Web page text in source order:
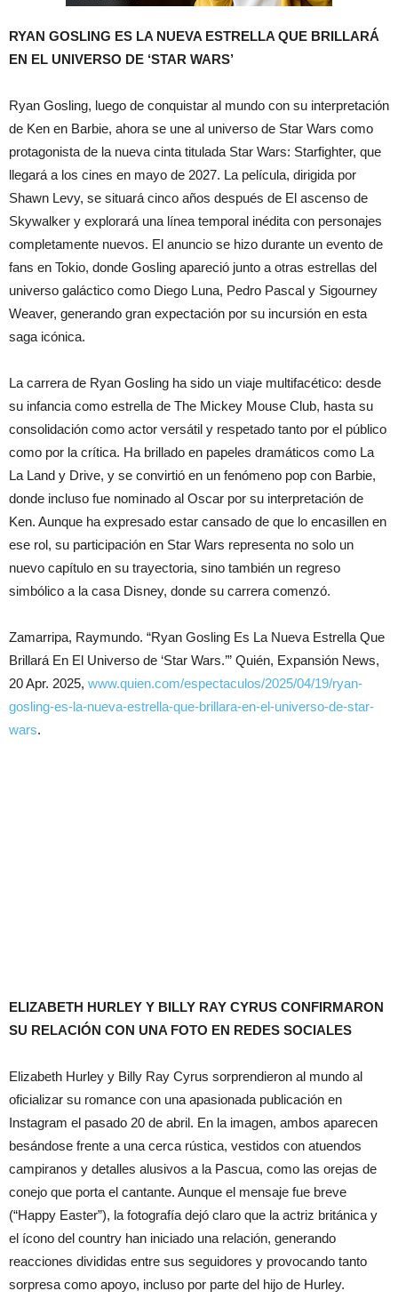
RYAN GOSLING ES LA NUEVA ESTRELLA QUE BRILLARÁ
EN EL UNIVERSO DE ‘STAR WARS’
Ryan Gosling, luego de conquistar al mundo con su interpretación
de Ken en Barbie, ahora se une al universo de Star Wars como
protagonista de la nueva cinta titulada Star Wars: Starfighter, que
llegará a los cines en mayo de 2027. La película, dirigida por
Shawn Levy, se situará cinco años después de El ascenso de
Skywalker y explorará una línea temporal inédita con personajes
completamente nuevos. El anuncio se hizo durante un evento de
fans en Tokio, donde Gosling apareció junto a otras estrellas del
universo galáctico como Diego Luna, Pedro Pascal y Sigourney
Weaver, generando gran expectación por su incursión en esta
saga icónica.
La carrera de Ryan Gosling ha sido un viaje multifacético: desde
su infancia como estrella de The Mickey Mouse Club, hasta su
consolidación como actor versátil y respetado tanto por el público
como por la crítica. Ha brillado en papeles dramáticos como La
La Land y Drive, y se convirtió en un fenómeno pop con Barbie,
donde incluso fue nominado al Oscar por su interpretación de
Ken. Aunque ha expresado estar cansado de que lo encasillen en
ese rol, su participación en Star Wars representa no solo un
nuevo capítulo en su trayectoria, sino también un regreso
simbólico a la casa Disney, donde su carrera comenzó.
Zamarripa, Raymundo. “Ryan Gosling Es La Nueva Estrella Que
Brillará En El Universo de ‘Star Wars.’” Quién, Expansión News,
20 Apr. 2025, www.quien.com/espectaculos/2025/04/19/ryan-
gosling-es-la-nueva-estrella-que-brillara-en-el-universo-de-star-
wars.
ELIZABETH HURLEY Y BILLY RAY CYRUS CONFIRMARON
SU RELACIÓN CON UNA FOTO EN REDES SOCIALES
Elizabeth Hurley y Billy Ray Cyrus sorprendieron al mundo al
oficializar su romance con una apasionada publicación en
Instagram el pasado 20 de abril. En la imagen, ambos aparecen
besándose frente a una cerca rústica, vestidos con atuendos
campiranos y detalles alusivos a la Pascua, como las orejas de
conejo que porta el cantante. Aunque el mensaje fue breve
(“Happy Easter”), la fotografía dejó claro que la actriz británica y
el ícono del country han iniciado una relación, generando
reacciones divididas entre sus seguidores y provocando tanto
sorpresa como apoyo, incluso por parte del hijo de Hurley.